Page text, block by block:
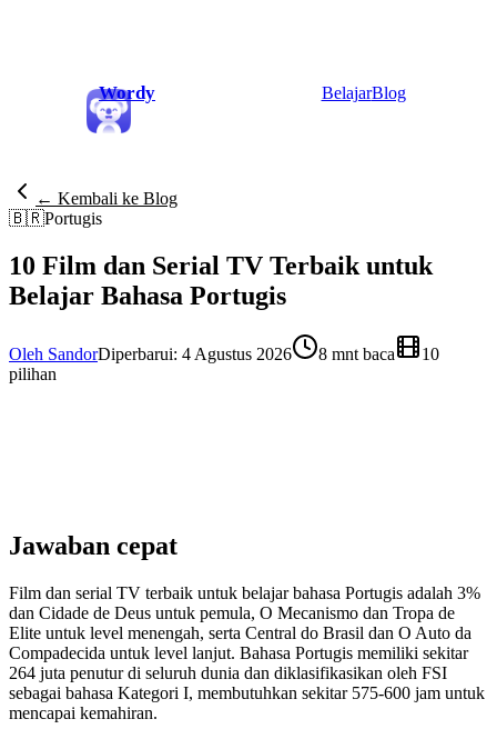
Wordy BelajarBlog
← Kembali ke Blog
🇧🇷Portugis
10 Film dan Serial TV Terbaik untuk
Belajar Bahasa Portugis
Oleh SandorDiperbarui: 4 Agustus 2026 8 mnt baca
10
pilihan
Jawaban cepat
Film dan serial TV terbaik untuk belajar bahasa Portugis adalah 3%
dan Cidade de Deus untuk pemula, O Mecanismo dan Tropa de
Elite untuk level menengah, serta Central do Brasil dan O Auto da
Compadecida untuk level lanjut. Bahasa Portugis memiliki sekitar
264 juta penutur di seluruh dunia dan diklasifikasikan oleh FSI
sebagai bahasa Kategori I, membutuhkan sekitar 575-600 jam untuk
mencapai kemahiran.